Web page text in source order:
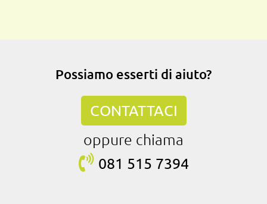
Possiamo esserti di aiuto?
CONTATTACI
oppure chiama
081 515 7394